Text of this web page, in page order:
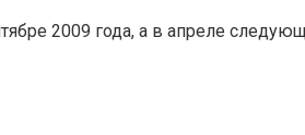
2009 года, а в апреле